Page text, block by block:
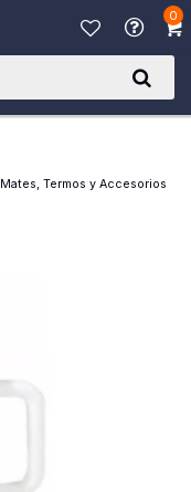
0
Mates, Termos y Accesorios